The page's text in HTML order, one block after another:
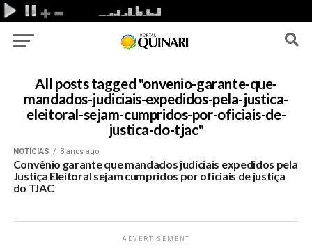
All posts tagged "onvenio-garante-que-
mandados-judiciais-expedidos-pela-justica-
eleitoral-sejam-cumpridos-por-oficiais-de-
justica-do-tjac"
NOTÍCIAS 8 anos ago
Convênio garante que mandados judiciais expedidos pela
Justiça Eleitoral sejam cumpridos por oficiais de justiça
do TJAC
ADVERTISEMENT